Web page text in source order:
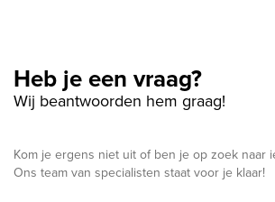
Heb je een vraag?
Wij beantwoorden hem graag!
Kom je ergens niet uit of ben je op zoek naar
Ons team van specialisten staat voor je klaar!